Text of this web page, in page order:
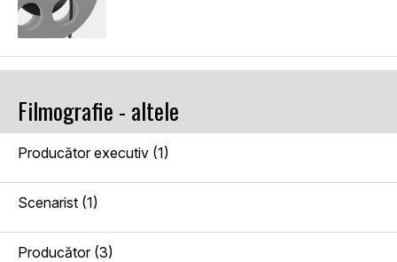
Filmografie - altele
Producător executiv (1)
Scenarist (1)
Producător (3)